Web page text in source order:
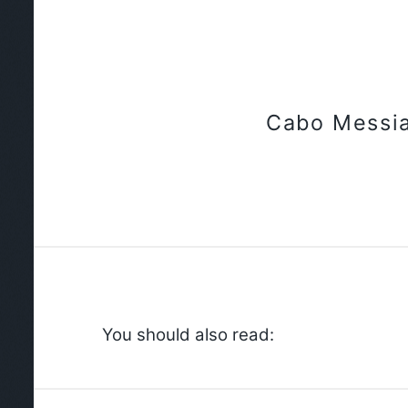
Cabo
You should also read: